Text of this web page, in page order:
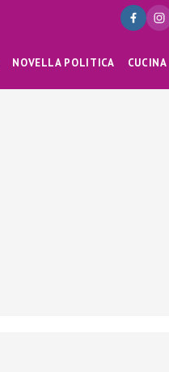
NOVELLA POLITICA CUCINA